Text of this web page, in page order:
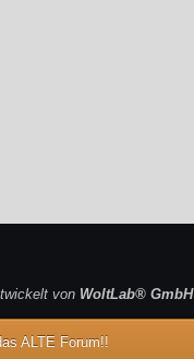
von WoltLab® GmbH
ALTE Forum!!